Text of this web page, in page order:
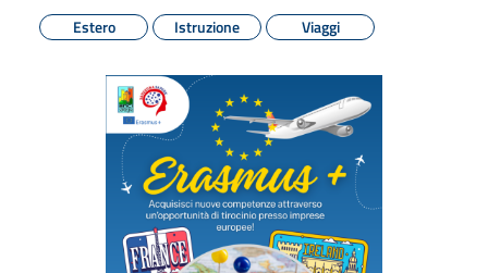
Estero
Istruzione Viaggi